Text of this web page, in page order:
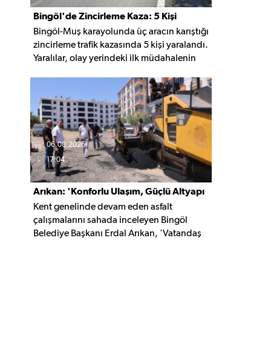
Bingöl'de Zincirleme Kaza: 5 Kişi
Yaralandı
Bingöl-Muş karayolunda üç aracın karıştığı
zincirleme trafik kazasında 5 kişi yaralandı.
Yaralılar, olay yerindeki ilk müdahalenin
06.08.2026
17:04
Arıkan: 'Konforlu Ulaşım, Güçlü Altyapı
İçin Çalışıyoruz'
Kent genelinde devam eden asfalt
çalışmalarını sahada inceleyen Bingöl
Belediye Başkanı Erdal Arıkan, 'Vatandaş